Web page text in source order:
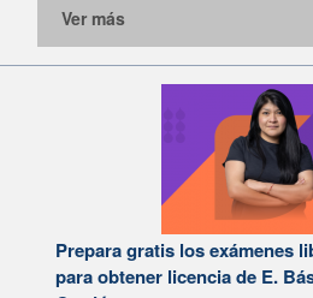
Ver más
Prepara gratis los exámenes
para obtener licencia de E.